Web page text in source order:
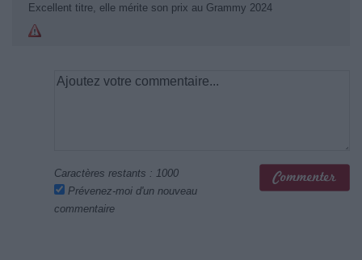
Excellent titre, elle mérite son prix au Grammy 2024
Caractères restants : 1000
Prévenez-moi d'un nouveau
commentaire